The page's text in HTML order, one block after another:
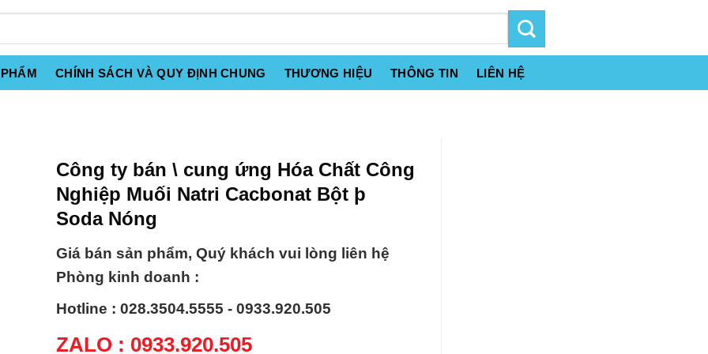
CHÍNH SÁCH VÀ QUY ĐỊNH CHUNG THƯƠNG HIỆU THÔNG TIN LIÊN HỆ
Công ty bán \ cung ứng Hóa Chất Công
Nghiệp Muối Natri Cacbonat Bột þ
Soda Nóng
Giá bán sản phẩm, Quý khách vui lòng liên hệ
Phòng kinh doanh :
Hotline : 028.3504.5555 - 0933.920.505
ZALO : 0933.920.505